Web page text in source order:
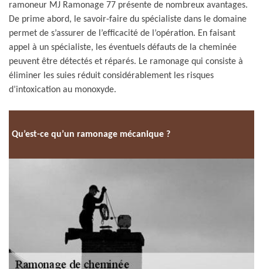
ramoneur MJ Ramonage 77 présente de nombreux avantages.
De prime abord, le savoir-faire du spécialiste dans le domaine
permet de s’assurer de l’efficacité de l’opération. En faisant
appel à un spécialiste, les éventuels défauts de la cheminée
peuvent être détectés et réparés. Le ramonage qui consiste à
éliminer les suies réduit considérablement les risques
d’intoxication au monoxyde.
Qu’est-ce qu’un ramonage mécanique ?